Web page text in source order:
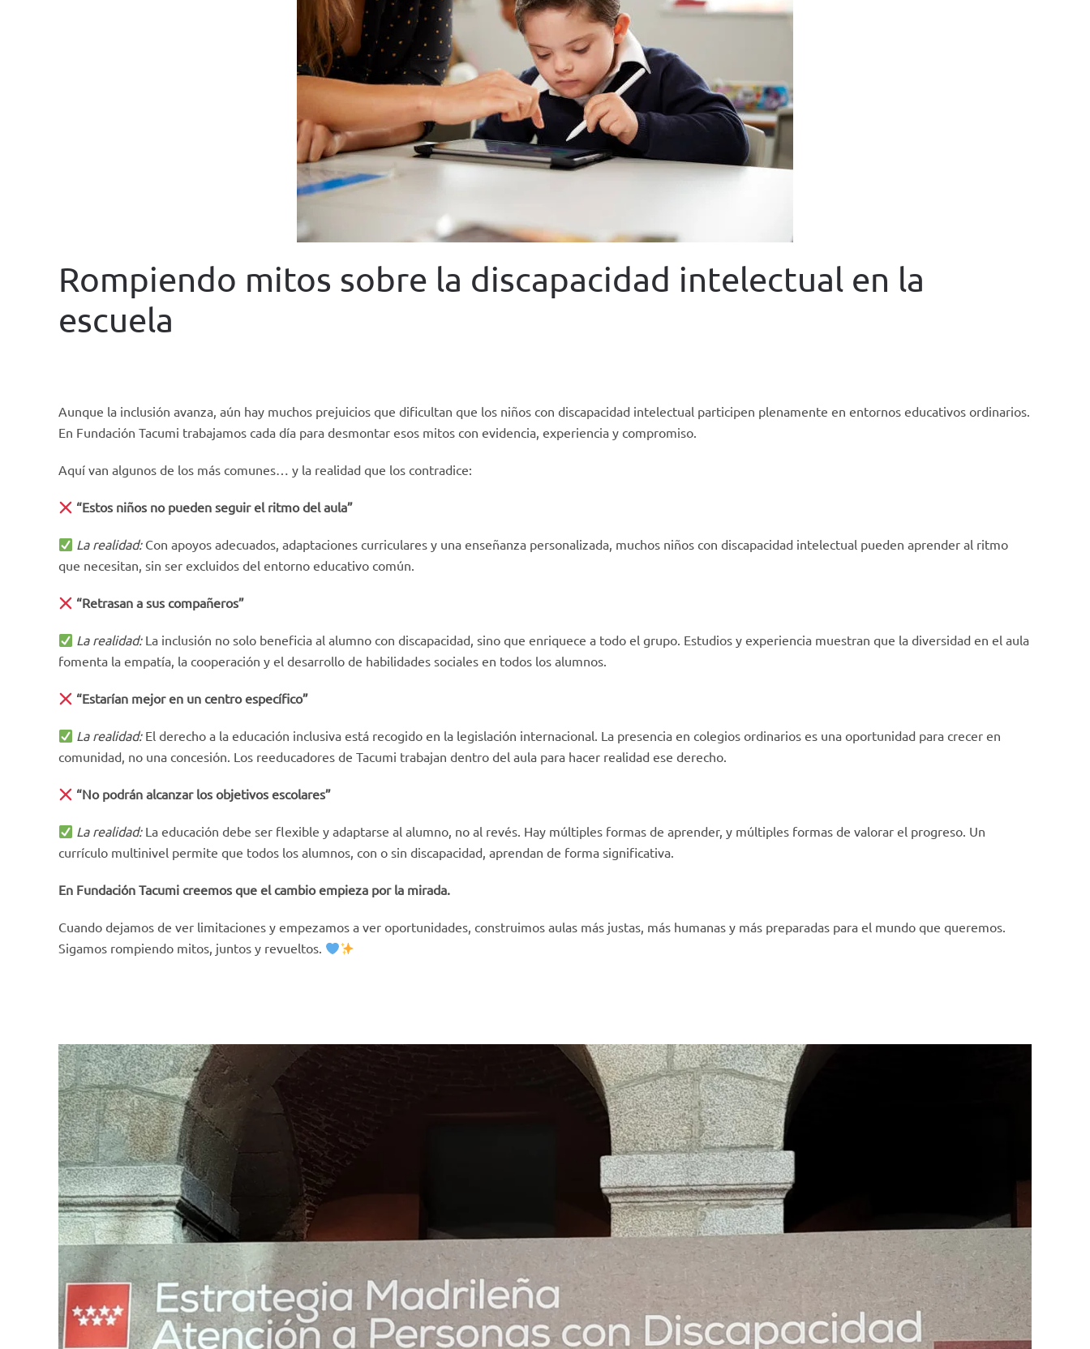
Rompiendo mitos sobre la discapacidad intelectual en la
escuela
Aunque la inclusión avanza, aún hay muchos prejuicios que dificultan que los niños con discapacidad intelectual participen plenamente en entornos educativos ordinarios.
En Fundación Tacumi trabajamos cada día para desmontar esos mitos con evidencia, experiencia y compromiso.
Aquí van algunos de los más comunes… y la realidad que los contradice:
“Estos niños no pueden seguir el ritmo del aula”
La realidad:Con apoyos adecuados, adaptaciones curriculares y una enseñanza personalizada, muchos niños con discapacidad intelectual pueden aprender al ritmo
que necesitan, sin ser excluidos del entorno educativo común.
“Retrasan a sus compañeros”
La realidad:La inclusión no solo beneficia al alumno con discapacidad, sino que enriquece a todo el grupo. Estudios y experiencia muestran que la diversidad en el aula
fomenta la empatía, la cooperación y el desarrollo de habilidades sociales en todos los alumnos.
“Estarían mejor en un centro específico”
La realidad:El derecho a la educación inclusiva está recogido en la legislación internacional. La presencia en colegios ordinarios es una oportunidad para crecer en
comunidad, no una concesión. Los reeducadores de Tacumi trabajan dentro del aula para hacer realidad ese derecho.
“No podrán alcanzar los objetivos escolares”
La realidad:La educación debe ser flexible y adaptarse al alumno, no al revés. Hay múltiples formas de aprender, y múltiples formas de valorar el progreso. Un
currículo multinivel permite que todos los alumnos, con o sin discapacidad, aprendan de forma significativa.
En Fundación Tacumi creemos que el cambio empieza por la mirada.
Cuando dejamos de ver limitaciones y empezamos a ver oportunidades, construimos aulas más justas, más humanas y más preparadas para el mundo que queremos.
Sigamos rompiendo mitos, juntos y revueltos.